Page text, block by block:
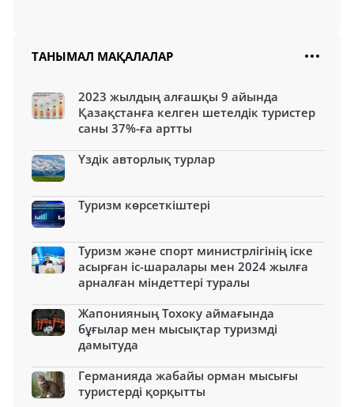
ТАНЫМАЛ МАҚАЛАЛАР
2023 жылдың алғашқы 9 айында
Қазақстанға келген шетелдік туристер
саны 37%-ға артты
Үздік авторлық турлар
Туризм көрсеткіштері
Туризм және спорт министрлігінің іске
асырған іс-шаралары мен 2024 жылға
арналған міндеттері туралы
Жапонияның Тохоку аймағында
бұғылар мен мысықтар туризмді
дамытуда
Германияда жабайы орман мысығы
туристерді қорқытты